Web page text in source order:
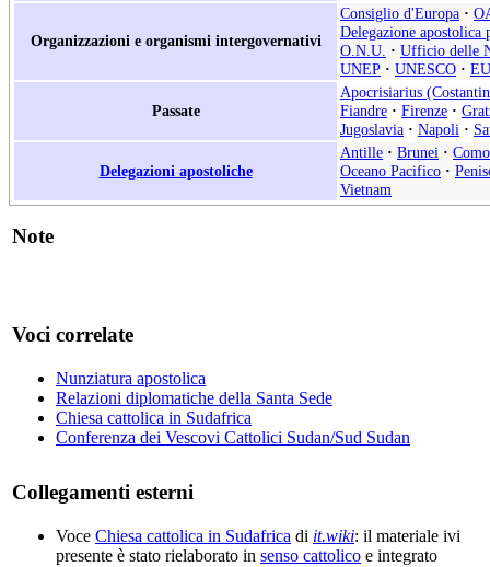
Organizzazioni e organismi intergovernativi
Consiglio d'Europa ·
Delegazione
O.N.U. · Ufficio delle
UNEP · UNESCO · EU
Passate
Apocrisiarius
Fiandre · Firenze ·
Jugoslavia · Napoli ·
Delegazioni apostoliche
Antille · Brunei ·
Oceano Pacifico ·
Vietnam
Note
Voci correlate
Nunziatura apostolica
Relazioni diplomatiche della Santa Sede
Chiesa cattolica in Sudafrica
Conferenza dei Vescovi Cattolici Sudan/Sud Sudan
Collegamenti esterni
Voce Chiesa cattolica in Sudafrica di it.wiki: il materiale ivi
presente è stato rielaborato in senso cattolico e integrato